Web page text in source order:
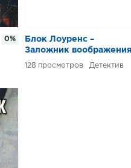
0%
Блок Лоуренс –
Заложник воображения
128 Детектив